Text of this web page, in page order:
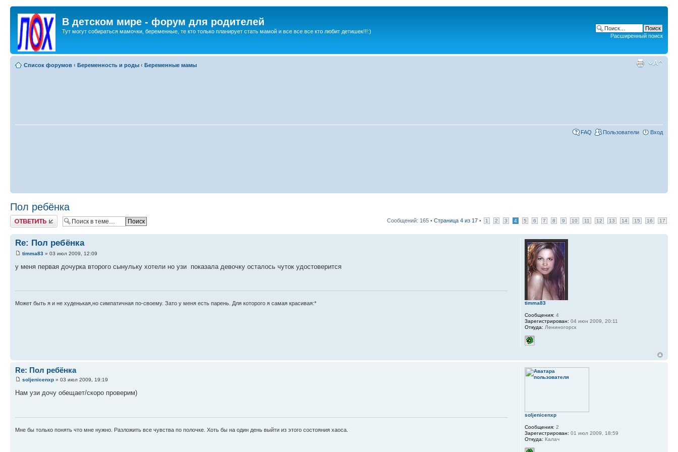
В детском мире - форум для родителей
Тут могут собираться мамочки, беременные, те кто только планирует стать мамой и все все все кто любит детишек!!!:)
Расширенный поиск
Список форумов ‹ Беременность и роды ‹ Беременные мамы
FAQ Пользователи Вход
Пол ребёнка
Ответить Сообщений: 165 • Страница 4 из 17 • 1 2 3 4 5 6 7 8 9 10 11 12 13 14 15 16 17
Re: Пол ребёнка
timma83 » 03 июл 2009, 12:09
у меня первая дочурка второго сынульку хотели но узи показала девочку осталось чуток удостоверится
Может быть я и не худенькая,но симпатичная по-своему. Зато у меня есть парень. Для которого я самая красивая:* timma83
Сообщения: 4
Зарегистрирован: 04 июн 2009, 20:11
Откуда: Лениногорск
Re: Пол ребёнка
soljenicenxp » 03 июл 2009, 19:19
Нам узи дочу обещает/скоро проверим)
Мне бы только понять что мне нужно. Разложить все чувства по полочке. Хоть бы на один день выйти из этого состояния хаоса.
soljenicenxp
Сообщения: 2
Зарегистрирован: 01 июл 2009, 18:59
Откуда: Калач